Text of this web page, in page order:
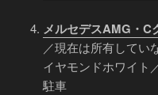
メルセデスAMG・C
／現在は所有してい
イヤモンドホワイト
駐車